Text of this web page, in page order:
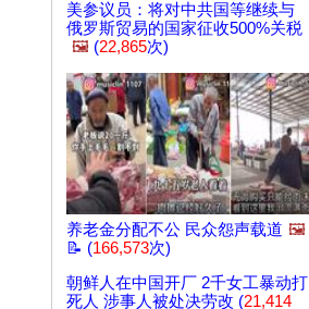
美参议员：将对中共国等继续与
俄罗斯贸易的国家征收500%关税
🖼️ (22,865次)
养老金分配不公 民众怨声载道 🖼️
📝 (166,573次)
朝鲜人在中国开厂 2千女工暴动打
死人 涉事人被处决劳改 (21,414